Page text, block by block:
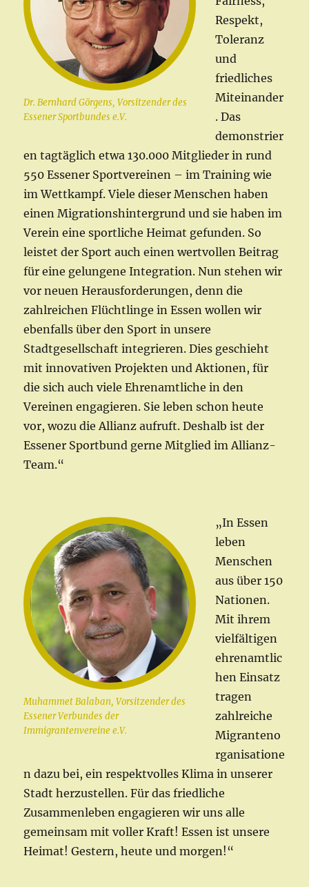
Dr. Bernhard Görgens, Vorsitzender des
Essener Sportbundes e.V.
Respekt,
Toleranz
und
friedliches
Miteinander
. Das
demonstrier
en tagtäglich etwa 130.000 Mitglieder in rund
550 Essener Sportvereinen – im Training wie
im Wettkampf. Viele dieser Menschen haben
einen Migrationshintergrund und sie haben im
Verein eine sportliche Heimat gefunden. So
leistet der Sport auch einen wertvollen Beitrag
für eine gelungene Integration. Nun stehen wir
vor neuen Herausforderungen, denn die
zahlreichen Flüchtlinge in Essen wollen wir
ebenfalls über den Sport in unsere
Stadtgesellschaft integrieren. Dies geschieht
mit innovativen Projekten und Aktionen, für
die sich auch viele Ehrenamtliche in den
Vereinen engagieren. Sie leben schon heute
vor, wozu die Allianz aufruft. Deshalb ist der
Essener Sportbund gerne Mitglied im Allianz-
Team.“
Muhammet Balaban, Vorsitzender des
Essener Verbundes der
Immigrantenvereine e.V.
„In Essen
leben
Menschen
aus über 150
Nationen.
Mit ihrem
vielfältigen
ehrenamtlic
hen Einsatz
tragen
zahlreiche
Migranteno
rganisatione
n dazu bei, ein respektvolles Klima in unserer
Stadt herzustellen. Für das friedliche
Zusammenleben engagieren wir uns alle
gemeinsam mit voller Kraft! Essen ist unsere
Heimat! Gestern, heute und morgen!“